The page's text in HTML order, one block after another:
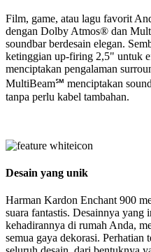
Film, game, atau lagu favorit
dengan Dolby Atmos® dan
soundbar berdesain elegan.
ketinggian up-firing 2,5" untuk
menciptakan pengalaman
MultiBeam℠ menciptakan
tanpa perlu kabel tambahan.
Desain yang unik
Harman Kardon Enchant 900
suara fantastis. Desainnya yang
kehadirannya di rumah Anda,
semua gaya dekorasi. Perhatian